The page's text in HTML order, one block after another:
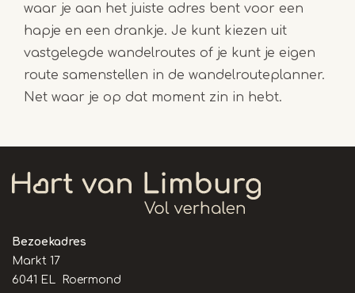
waar je aan het juiste adres bent voor een
hapje en een drankje. Je kunt kiezen uit
vastgelegde wandelroutes of je kunt je eigen
route samenstellen in de wandelrouteplanner.
Net waar je op dat moment zin in hebt.
Bezoekadres
Markt 17
6041 EL Roermond